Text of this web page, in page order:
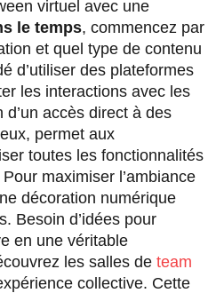
virtuel avec une
le temps, commencez par
et quel type de contenu
d’utiliser des plateformes
les interactions avec les
d’un accès direct à des
permet aux
toutes les fonctionnalités
maximiser l’ambiance
décoration numérique
Besoin d’idées pour
en une véritable
les salles de team
collective. Cette